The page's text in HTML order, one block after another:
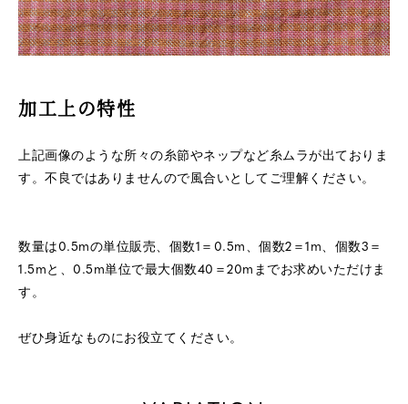
加工上の特性
上記画像のような所々の糸節やネップなど糸ムラが出ておりま
す。不良ではありませんので風合いとしてご理解ください。
数量は0.5mの単位販売、個数1＝0.5m、個数2＝1m、個数3＝
1.5mと、0.5m単位で最大個数40＝20mまでお求めいただけま
す。
ぜひ身近なものにお役立てください。